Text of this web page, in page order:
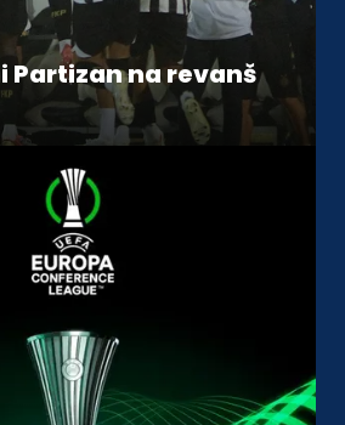
Partizan na revanš